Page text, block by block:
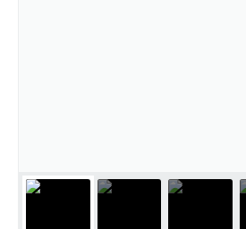
Acesso a Informação (Transparência)